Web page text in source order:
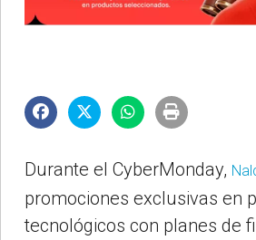
Durante el CyberMonday,
promociones exclusivas en
tecnológicos con planes de